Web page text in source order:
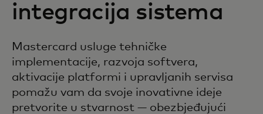
integracija sistema
Mastercard usluge tehničke
implementacije, razvoja softvera,
aktivacije platformi i upravljanih servisa
pomažu vam da svoje inovativne ideje
pretvorite u stvarnost — obezbjeđujući